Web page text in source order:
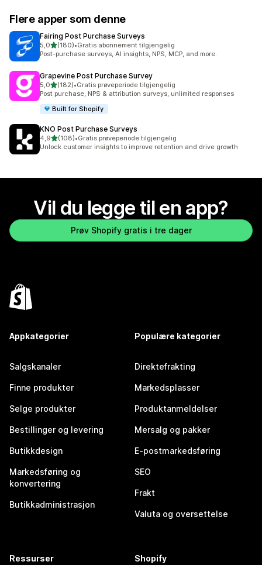
Flere apper som denne
Fairing Post Purchase Surveys
5,0av 5 stjerner
(180)
Totalt 180 omtaler
•Gratis abonnement tilgjengelig
Post-purchase surveys, AI insights, NPS, MCP, and more.
Grapevine Post Purchase Survey
5,0av 5 stjerner
(182)
Totalt 182 omtaler
•Gratis prøveperiode tilgjengelig
Post purchase, NPS & attribution surveys, unlimited responses
Built for Shopify
KNO Post Purchase Surveys
4,9av 5 stjerner
(108)
Totalt 108 omtaler
•Gratis prøveperiode tilgjengelig
Unlock customer insights to improve retention and drive growth
Vil du legge til en app?
Prøv Shopify gratis i tre dager
Appkategorier
Salgskanaler
Finne produkter
Selge produkter
Bestillinger og levering
Butikkdesign
Markedsføring og
konvertering
Butikkadministrasjon
Populære kategorier
Direktefrakting
Markedsplasser
Produktanmeldelser
Mersalg og pakker
E-postmarkedsføring
SEO
Frakt
Valuta og oversettelse
Ressurser Shopify